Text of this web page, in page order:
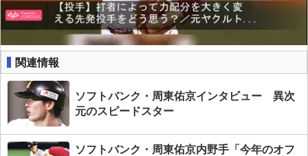
関連情報
ソフトバンク・周東佑京インタビュー 異次
元のスピードスター
ソフトバンク・周東佑京内野手「今年のオフ